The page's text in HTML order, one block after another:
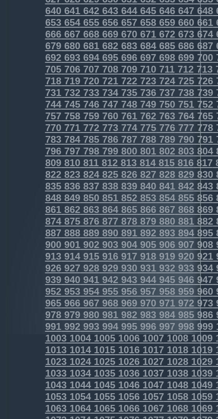
640641642643644645646647648
653654655656657658659660661
666667668669670671672673674
679680681682683684685686687
692693694695696697698699700
705706707708709710711712713
718719720721722723724725726
731732733734735736737738739
744745746747748749750751752
757758759760761762763764765
770771772773774775776777778
783784785786787788789790791
796797798799800801802803804
809810811812813814815816817
822823824825826827 828829830
835836837838839840841842843
848849850851852853854855856
861862863864865866867 868869
874875876877878879880881882
887888889890891892893894895
900901902903904905906907 908
913914915916917 918919920921
926927 928929930931932933934
939940941942943944945946947
952953954955956957 958959960
965966967 968969970 971972973
978979980981982983984985986
991992993994995996997 998999
1003100410051006100710081009
1013101410151016101710181019
1023102410251026102710281029
1033103410351036103710381039
1043104410451046104710481049
1053105410551056105710581059
1063106410651066106710681069